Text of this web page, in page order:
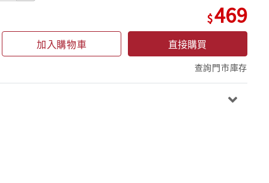
469
加入購物車 直接購買
查詢門市庫存